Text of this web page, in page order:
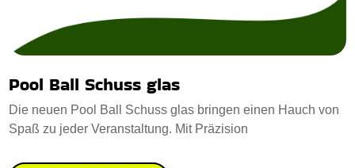
Pool Ball Schuss glas
Die neuen Pool Ball Schuss glas bringen einen Hauch von
Spaß zu jeder Veranstaltung. Mit Präzision